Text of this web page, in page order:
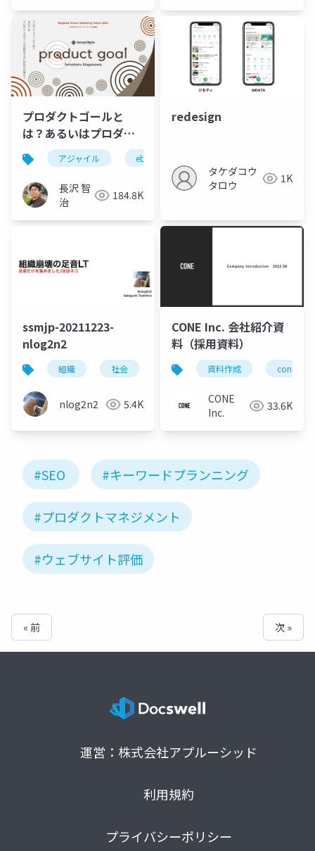
プロダクトゴールと
は？あるいはプロダク
トのゴールを設定する
には何が必要か？
#RSGT2022
アジャイル ebm
長沢 智
治
184.8K
redesign
タケダコウ
タロウ
1K
ssmjp-20211223-
nlog2n2
組織 社会
nlog2n2 5.4K
CONE Inc. 会社紹介資
料（採用資料）
資料作成 cone
CONE
Inc.
33.6K
#SEO #キーワードプランニング
#プロダクトマネジメント
#ウェブサイト評価
« 前 次 »
運営：株式会社アプルーシッド
利用規約
プライバシーポリシー